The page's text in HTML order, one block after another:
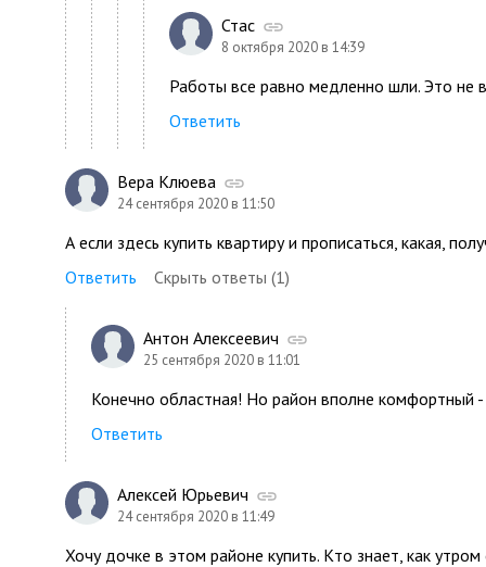
Стас
8 октября 2020 в 14:39
Работы все равно медленно шли. Это не
Ответить
Вера Клюева
24 сентября 2020 в 11:50
А если здесь купить квартиру и прописаться, какая,
Ответить
Скрыть ответы (1)
Антон Алексеевич
25 сентября 2020 в 11:01
Конечно областная! Но район вполне комфортный
Ответить
Алексей Юрьевич
24 сентября 2020 в 11:49
Хочу дочке в этом районе купить. Кто знает, как